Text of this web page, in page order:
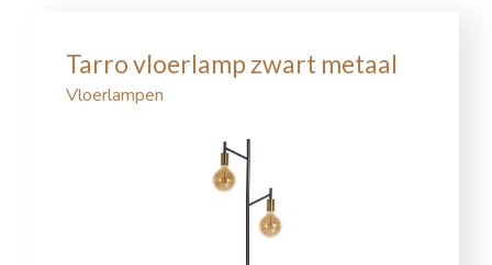
Tarro vloerlamp zwart metaal
Vloerlampen